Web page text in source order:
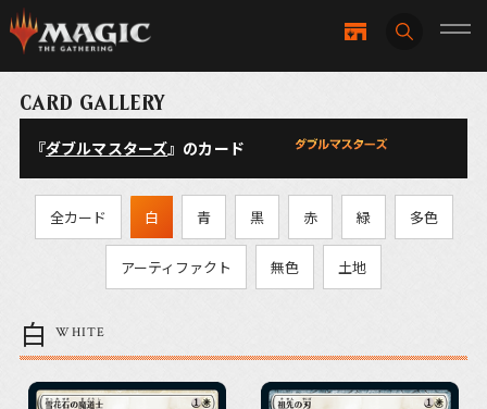
CARD GALLERY
『ダブルマスターズ』のカード
全カード 白 青 黒 赤 緑 多色
アーティファクト 無色 土地
白 WHITE